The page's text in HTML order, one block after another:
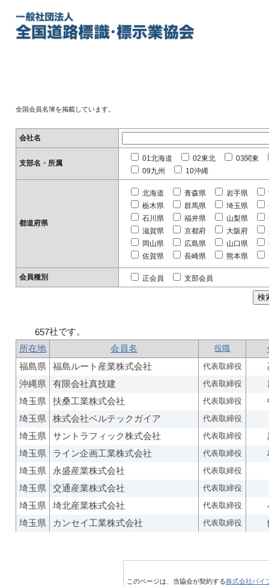
全国会員名簿を掲載しています。
会社名
支部名・所属
01北海道 02東北
03関東
09九州
10沖縄
都道府県
北海道 青森県 岩手県
栃木県
群馬県 埼玉県
石川県
福井県 山梨県
滋賀県
京都府 大阪府
岡山県
広島県 山口県
佐賀県
長崎県 熊本県
会員種別 正会員 支部会員
657社です。
所在地
会員名 役職
福島県
福島ルート産業株式会社 代表取締役
沖縄県
有限会社真技建 代表取締役
埼玉県
扶桑工業株式会社 代表取締役
埼玉県
株式会社ベルテックガイア 代表取締役
埼玉県 サントラフィック株式会社 代表取締役
埼玉県
ライン企画工業株式会社 代表取締役
埼玉県
永盛産業株式会社 代表取締役
埼玉県 交通産業株式会社 代表取締役
埼玉県 埼北産業株式会社 代表取締役
埼玉県
カンセイ工業株式会社 代表取締役
このページは、当協会が契約する株式会社パイ